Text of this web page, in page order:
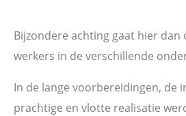
Bijzondere achting gaat hier
werkers in de verschillende
In de lange voorbereidingen, de
prachtige en vlotte realisatie